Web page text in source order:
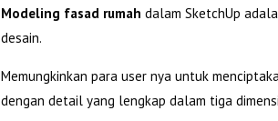
Modeling fasad rumah dalam SketchUp
desain.
Memungkinkan para user nya untuk
dengan detail yang lengkap dalam tiga